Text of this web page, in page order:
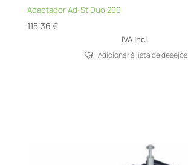
Adaptador Ad-St Duo 200
115,36 €
IVA Incl.
Adicionar á lista de desejos